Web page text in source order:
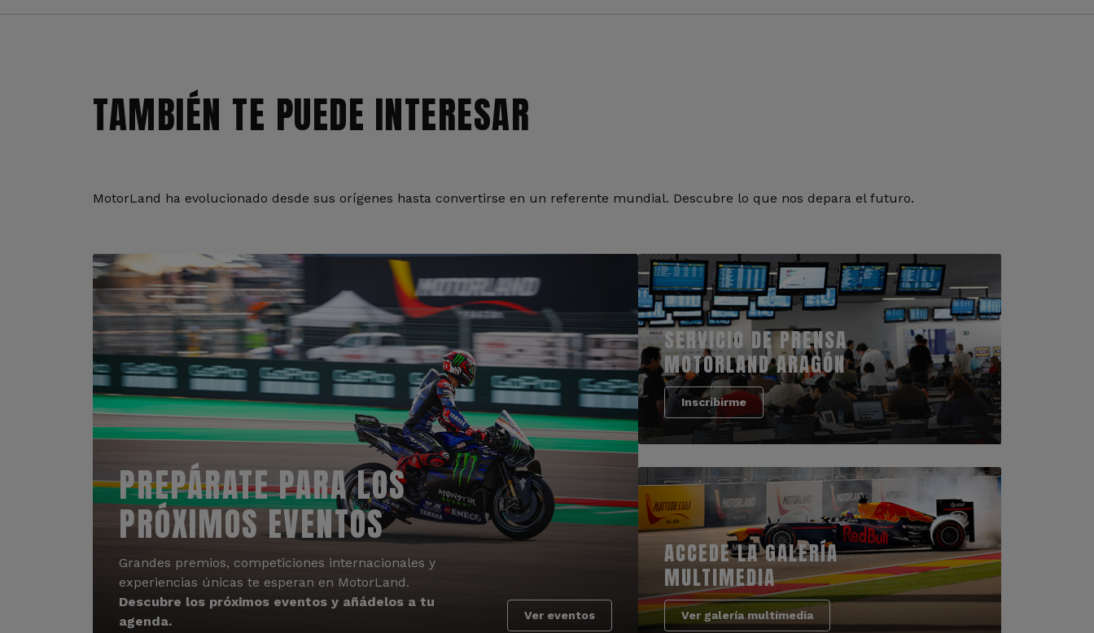
TAMBIÉN TE PUEDE INTERESAR
MotorLand ha evolucionado desde sus orígenes hasta convertirse en un referente mundial. Descubre lo que nos depara el futuro.
PREPÁRATE PARA LOS
PRÓXIMOS EVENTOS
Grandes premios, competiciones internacionales y
experiencias únicas te esperan en MotorLand.
Descubre los próximos eventos y añádelos a tu
agenda.
Ver eventos
SERVICIO DE PRENSA
MOTORLAND ARAGÓN
Inscribirme
ACCEDE LA GALERÍA
MULTIMEDIA
Ver galería multimedia